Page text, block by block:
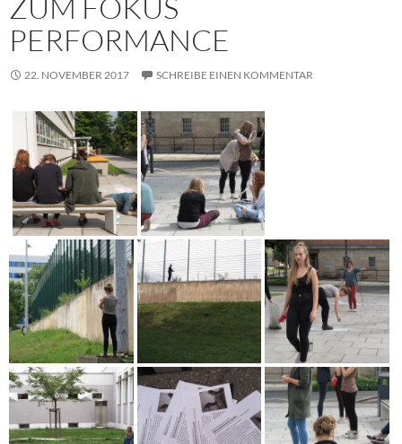
ZUM FOKUS
PERFORMANCE
22. NOVEMBER 2017 SCHREIBE EINEN KOMMENTAR